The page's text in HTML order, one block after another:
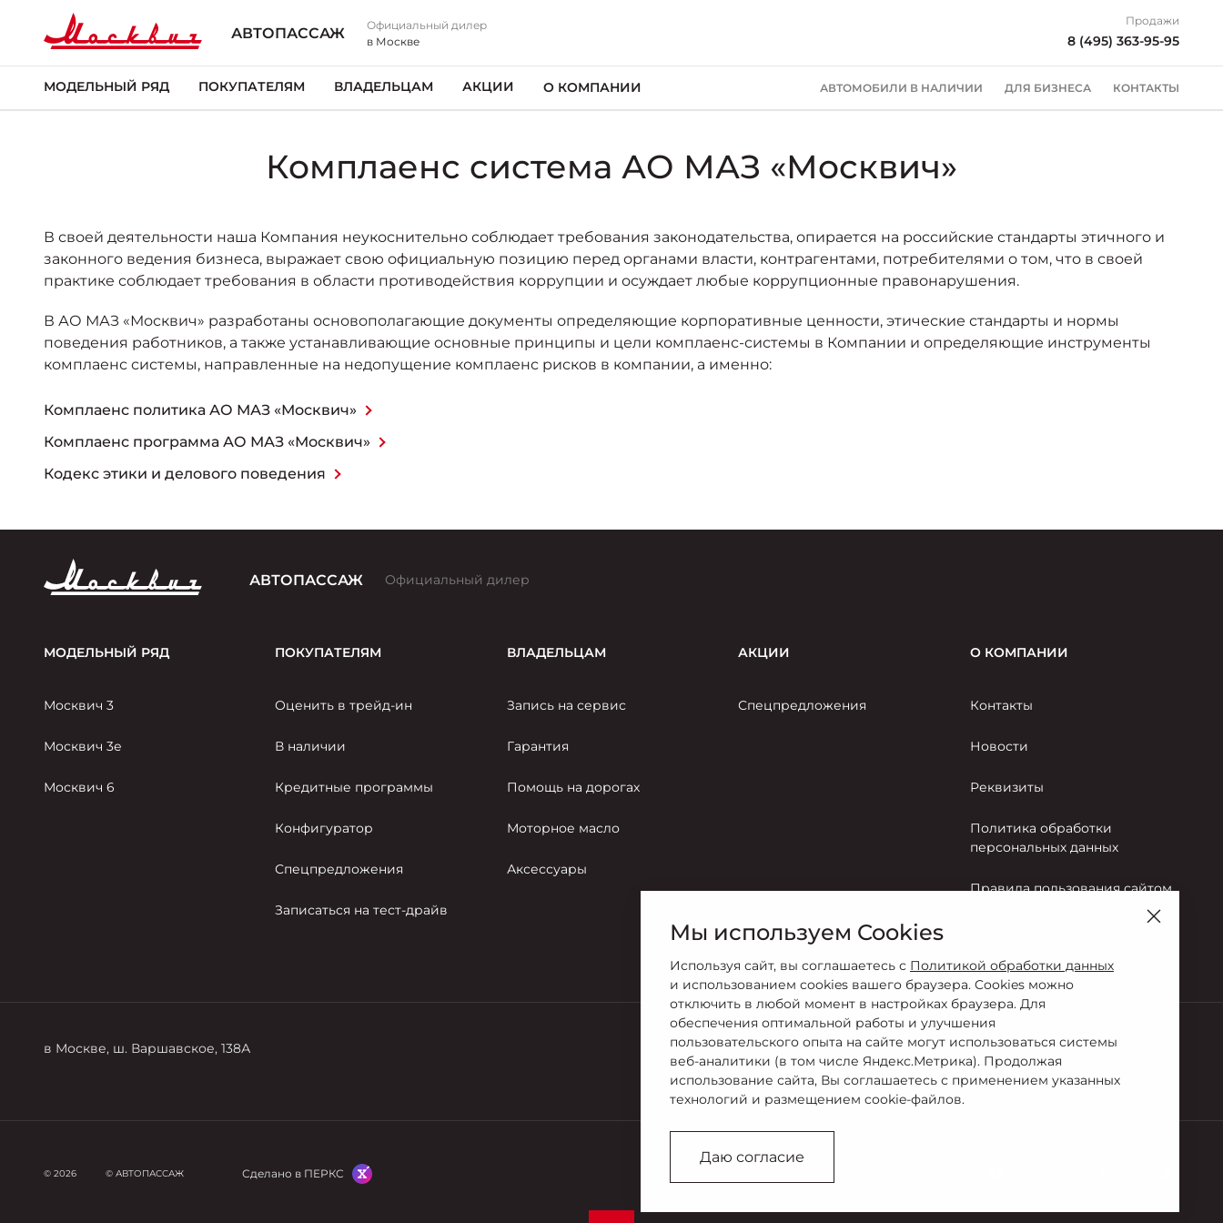
АВТОПАССАЖ
Официальный дилер
в Москве
Продажи
8 (495) 363-95-95
МОДЕЛЬНЫЙ РЯД ПОКУПАТЕЛЯМ ВЛАДЕЛЬЦАМ АКЦИИ О КОМПАНИИ АВТОМОБИЛИ В НАЛИЧИИ ДЛЯ БИЗНЕСА КОНТАКТЫ
Комплаенс система АО МАЗ «Москвич»
В своей деятельности наша Компания неукоснительно соблюдает требования законодательства, опирается на российские стандарты этичного и
законного ведения бизнеса, выражает свою официальную позицию перед органами власти, контрагентами, потребителями о том, что в своей
практике соблюдает требования в области противодействия коррупции и осуждает любые коррупционные правонарушения.
В АО МАЗ «Москвич» разработаны основополагающие документы определяющие корпоративные ценности, этические стандарты и нормы
поведения работников, а также устанавливающие основные принципы и цели комплаенс-системы в Компании и определяющие инструменты
комплаенс системы, направленные на недопущение комплаенс рисков в компании, а именно:
Комплаенс политика АО МАЗ «Москвич»
Комплаенс программа АО МАЗ «Москвич»
Кодекс этики и делового поведения
АВТОПАССАЖ Официальный дилер
МОДЕЛЬНЫЙ РЯД
Москвич 3
Москвич 3е
Москвич 6
ПОКУПАТЕЛЯМ
Оценить в трейд-ин
В наличии
Кредитные программы
Конфигуратор
Спецпредложения
Записаться на тест-драйв
ВЛАДЕЛЬЦАМ
Запись на сервис
Гарантия
Помощь на дорогах
Моторное масло
Аксессуары
АКЦИИ
Спецпредложения
О КОМПАНИИ
Контакты
Новости
Реквизиты
Политика обработки
персональных данных
Правила пользования сайтом
в Москве, ш. Варшавское, 138А Продажи
8 (495) 363-95-95
© 2026 © АВТОПАССАЖ Сделано в ПЕРКС
Мы используем Cookies
Используя сайт, вы соглашаетесь с Политикой обработки данных
и использованием cookies вашего браузера. Cookies можно
отключить в любой момент в настройках браузера. Для
обеспечения оптимальной работы и улучшения
пользовательского опыта на сайте могут использоваться системы
веб-аналитики (в том числе Яндекс.Метрика). Продолжая
использование сайта, Вы соглашаетесь с применением указанных
технологий и размещением cookie-файлов.
Даю согласие